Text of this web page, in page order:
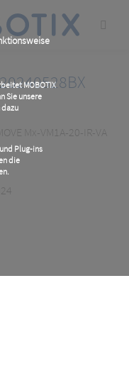
MOBOTIX
Sie unsere
dazu
Plug-ins
die
Mx-VM1A-20-IR-VA